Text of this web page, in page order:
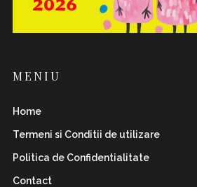
MENIU
Home
Termeni si Conditii de utilizare
Politica de Confidentialitate
Contact